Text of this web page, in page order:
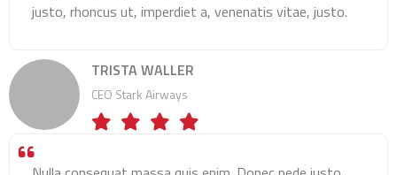
justo, rhoncus ut, imperdiet a, venenatis vitae, justo.
TRISTA WALLER
CEO Stark Airways